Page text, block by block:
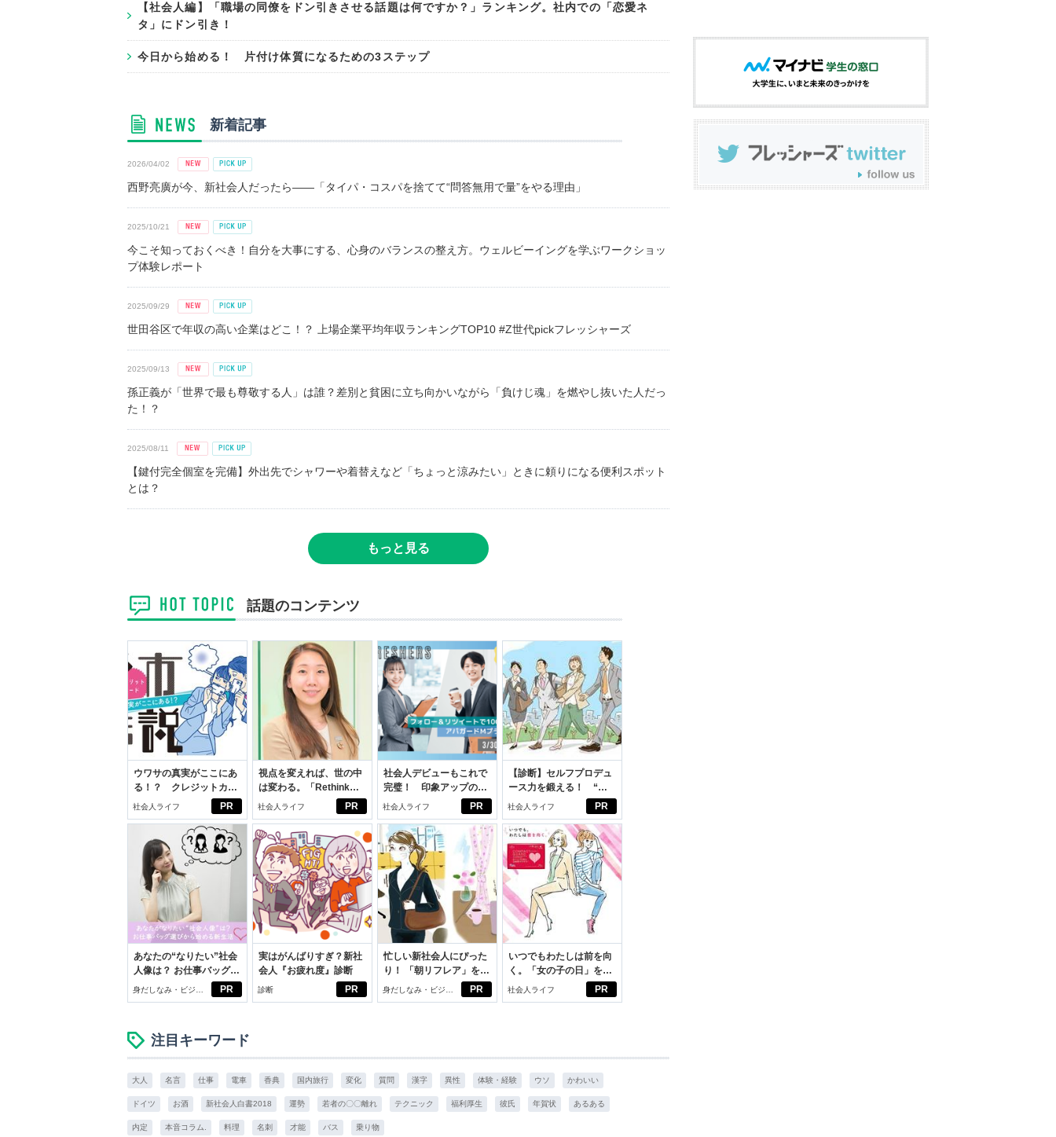
【社会人編】「職場の同僚をドン引きさせる話題は何ですか？」ランキング。社内での「恋愛ネ
タ」にドン引き！
今日から始める！ 片付け体質になるための3ステップ
新着記事
2026/04/02
西野亮廣が今、新社会人だったら――「タイパ・コスパを捨てて“問答無用で量”をやる理由」
2025/10/21
今こそ知っておくべき！自分を大事にする、心身のバランスの整え方。ウェルビーイングを学ぶワークショッ
プ体験レポート
2025/09/29
世田谷区で年収の高い企業はどこ！？ 上場企業平均年収ランキングTOP10 #Z世代pickフレッシャーズ
2025/09/13
孫正義が「世界で最も尊敬する人」は誰？差別と貧困に立ち向かいながら「負けじ魂」を燃やし抜いた人だっ
た！？
2025/08/11
【鍵付完全個室を完備】外出先でシャワーや着替えなど「ちょっと涼みたい」ときに頼りになる便利スポット
とは？
もっと見る
話題のコンテンツ
PR
ウワサの真実がここにあ
る！？ クレジットカー
ドの都市伝説
社会人ライフ PR
視点を変えれば、世の中
は変わる。「Rethink
PROJECT」がつたえた
社会人ライフ PR
社会人デビューもこれで
完璧！ 印象アップのセ
ルフプロデュース術
社会人ライフ PR
【診断】セルフプロデュ
ース力を鍛える！ “ジ
ブン観”診断
社会人ライフ
PR
あなたの“なりたい”社会
人像は？ お仕事バッグ選
びから始める新生活
身だしなみ・ビジネ
スアイテム
PR
実はがんばりすぎ？新社
会人『お疲れ度』診断
診断 PR
忙しい新社会人にぴった
り！ 「朝リフレア」をは
じめよう。しっかりニオ
イケアして24時間快適。
身だしなみ・ビジネ
スアイテム
PR
いつでもわたしは前を向
く。「女の子の日」を前
向きに♪社会人エリ・大
社会人ライフ
注目キーワード
大人 名言 仕事 電車 香典 国内旅行 変化 質問 漢字 異性 体験・経験 ウソ かわいい
ドイツ お酒 新社会人白書2018 運勢 若者の〇〇離れ テクニック 福利厚生 彼氏 年賀状 あるある
内定 本音コラム. 料理 名刺 才能 バス 乗り物